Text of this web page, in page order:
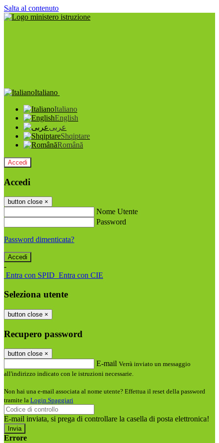
Salta al contenuto
Italiano
Italiano
English
عربى
Shqiptare
Română
Accedi
Accedi
button close ×
Nome Utente
Password
Password dimenticata?
-
Entra con SPID Entra con CIE
Seleziona utente
button close ×
Recupero password
button close ×
E-mail Verrà inviato un messaggio
all'indirizzo indicato con le istruzioni necessarie.
Non hai una e-mail associata al nome utente? Effettua il reset della password
tramite la Login Spaggiari
E-mail inviata, si prega di controllare la casella di posta elettronica!
Errore